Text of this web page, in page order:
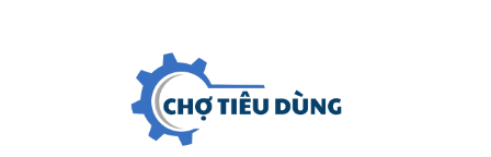
trường hợp sử dụng cụ thể của INGCO WM101.
Ứng Dụng Thực Tế Của Mặt Nạ Hàn
INGCO WM101